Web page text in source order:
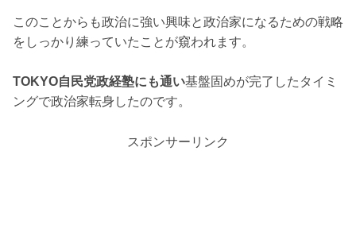
このことからも政治に強い興味と政治家になるための戦略
をしっかり練っていたことが窺われます。
TOKYO自民党政経塾にも通い基盤固めが完了したタイミ
ングで政治家転身したのです。
スポンサーリンク